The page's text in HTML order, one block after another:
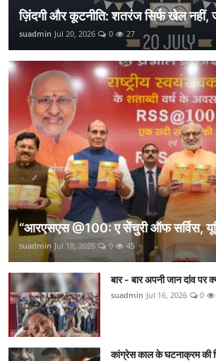
ज़िंदगी और कूटनीति: शतरंज सिर्फ खेल नहीं,
suadmin Jul 20, 2026 0 27
“आरएसएस @100: ए सेंचुरी ऑफ सर्विस,
suadmin Jul 18, 2026 0 45
बार - बार अपनी जान दांव पर
suadmin Jul 16, 2026 0
कांग्रेस काल के घटनाक्रम की